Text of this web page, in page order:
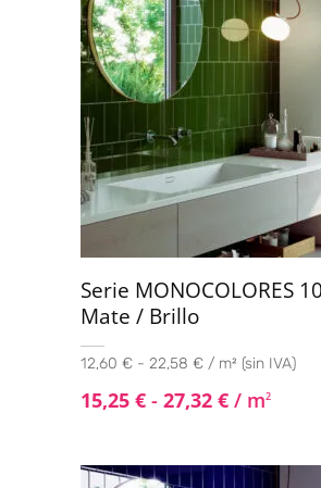
Serie MONOCOLORES
Mate / Brillo
12,60 € - 22,58 € / m² (sin IVA)
15,25 € - 27,32 € / m2